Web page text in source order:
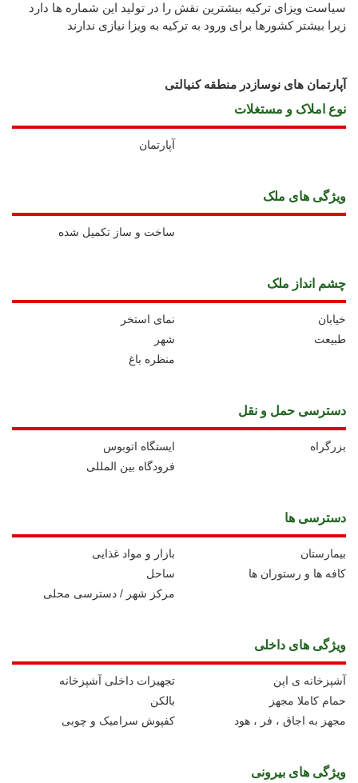
سیاست ویزای ترکیه بیشترین نقش را در تولید این شماره ها دارد
زیرا بیشتر کشورها برای ورود به ترکیه به ویزا نیازی ندارند
آپارتمان های نوسازدر منطقه کنیالتی
نوع املاک و مستغلات
آپارتمان
ويژگی های ملک
ساخت و ساز تکمیل شده
چشم انداز ملک
نمای استخر
خیابان
شهر
طبیعت
منظره باغ
دسترسی حمل و نقل
ايستگاه اتوبوس
بزرگراه
فرودگاه بین المللی
دسترسی ها
بازار و مواد غذایی
بیمارستان
ساحل
کافه ها و رستوران ها
مرکز شهر / دسترسی محلی
ویژگی های داخلی
تجهیزات داخلی آشپزخانه
آشپزخانه ی اپن
بالکن
حمام کاملا مجهز
کفپوش سرامیک و چوبی
مجهز به اجاق ، فر ، هود
ویژگی های بیرونی